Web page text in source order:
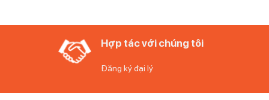
năng
Hợp tác với chúng tôi
Đăng ký đại lý